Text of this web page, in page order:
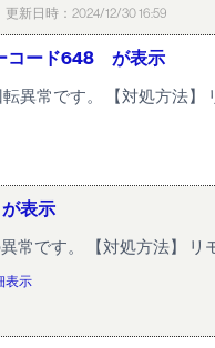
更新日時：2024/12/30 16:59
コード648 が表示
異常です。 【対処方法
表示
常です。 【対処方法】
表示